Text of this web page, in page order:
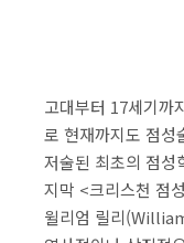
고대부터 17세기까
로 현재까지도 점성
저술된 최초의 점성
지막 <크리스천 점
윌리엄 릴리